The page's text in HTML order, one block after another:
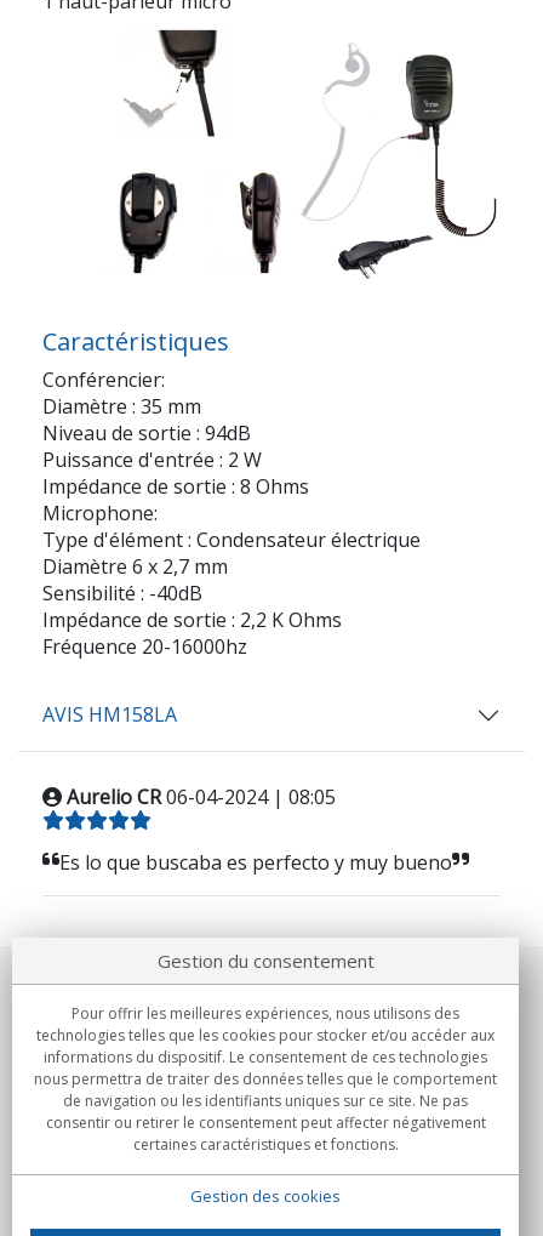
Caractéristiques
Conférencier:
Diamètre : 35 mm
Niveau de sortie : 94dB
Puissance d'entrée : 2 W
Impédance de sortie : 8 Ohms
Microphone:
Type d'élément : Condensateur électrique
Diamètre 6 x 2,7 mm
Sensibilité : -40dB
Impédance de sortie : 2,2 K Ohms
Fréquence 20-16000hz
AVIS HM158LA
Aurelio CR06-04-2024 | 08:05
Es lo que buscaba es perfecto y muy bueno
Notre société
Engagements
Achats
Gestion du consentement
Pour offrir les meilleures expériences, nous utilisons des
technologies telles que les cookies pour stocker et/ou accéder aux
informations du dispositif. Le consentement de ces technologies
nous permettra de traiter des données telles que le comportement
de navigation ou les identifiants uniques sur ce site. Ne pas
consentir ou retirer le consentement peut affecter négativement
certaines caractéristiques et fonctions.
Gestion des cookies